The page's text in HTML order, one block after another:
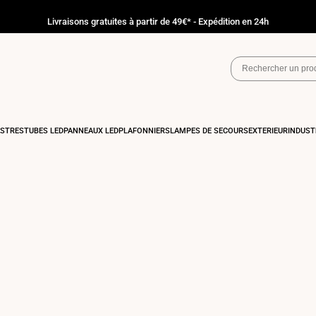
Livraisons gratuites à partir de 49€* - Expédition en 24h
TUBES LEDPANNEAUX LEDPLAFONNIERSLAMPES DE SECOURSEXTÉRIEUR